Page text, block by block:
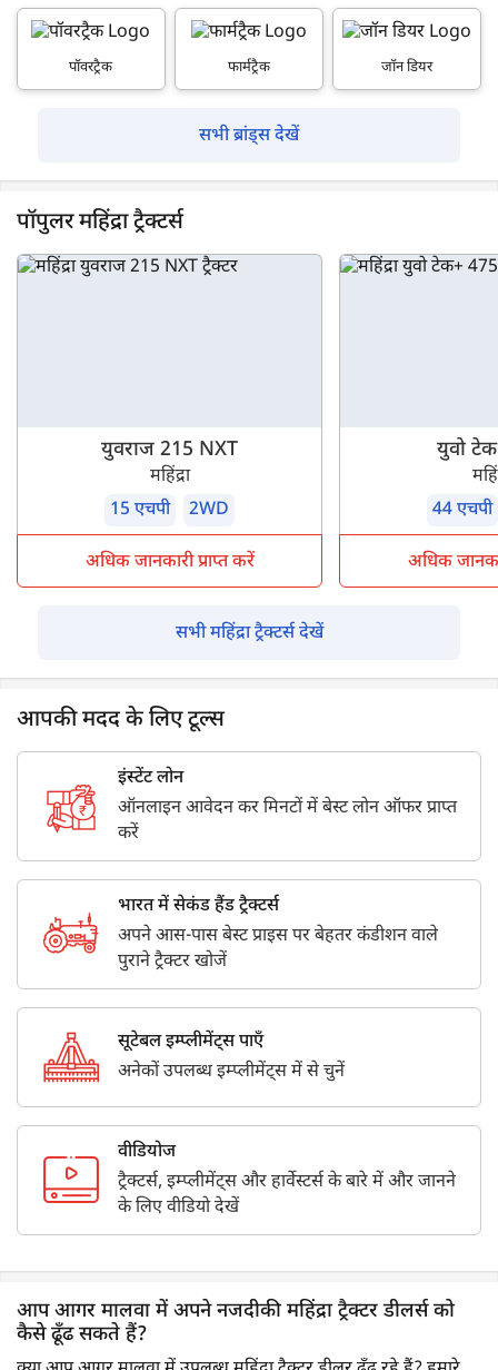
पॉवरट्रैक फार्मट्रैक जॉन डियर
सभी ब्रांड्स देखें
पॉपुलर महिंद्रा ट्रैक्टर्स
युवराज 215 NXT
महिंद्रा
15 एचपी
2WD
अधिक जानकारी प्राप्त करें
युवो
44 एचपी
अधिक
सभी महिंद्रा ट्रैक्टर्स देखें
आपकी मदद के लिए टूल्स
इंस्टेंट लोन
ऑनलाइन आवेदन कर मिनटों में बेस्ट लोन ऑफर प्राप्त
करें
भारत में सेकंड हैंड ट्रैक्टर्स
अपने आस-पास बेस्ट प्राइस पर बेहतर कंडीशन वाले
पुराने ट्रैक्टर खोजें
सूटेबल इम्प्लीमेंट्स पाएँ
अनेकों उपलब्ध इम्प्लीमेंट्स में से चुनें
वीडियोज
ट्रैक्टर्स, इम्प्लीमेंट्स और हार्वेस्टर्स के बारे में और जानने
के लिए वीडियो देखें
आप आगर मालवा में अपने नजदीकी महिंद्रा ट्रैक्टर डीलर्स को
कैसे ढूँढ सकते हैं?